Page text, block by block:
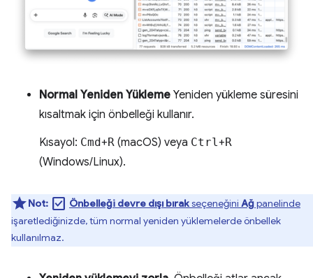
Normal Yeniden Yükleme Yeniden yükleme süresini
kısaltmak için önbelleği kullanır.
Kısayol: Cmd+R (macOS) veya Ctrl +R
(Windows/Linux).
Not: check_box Önbelleği devre dışı bırakseçeneğini Ağpanelinde
işaretlediğinizde, tüm normal yeniden yüklemelerde önbellek
kullanılmaz.